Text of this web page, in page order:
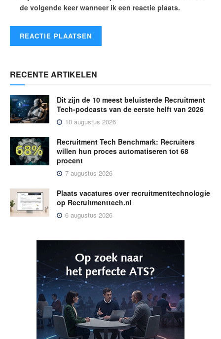
de volgende keer wanneer ik een reactie plaats.
RECENTE ARTIKELEN
Dit zijn de 10 meest beluisterde Recruitment
Tech-podcasts van de eerste helft van 2026
10 augustus 2026
Recruitment Tech Benchmark: Recruiters
willen hun proces automatiseren tot 68
procent
7 augustus 2026
Plaats vacatures over recruitmenttechnologie
op Recruitmenttech.nl
6 augustus 2026